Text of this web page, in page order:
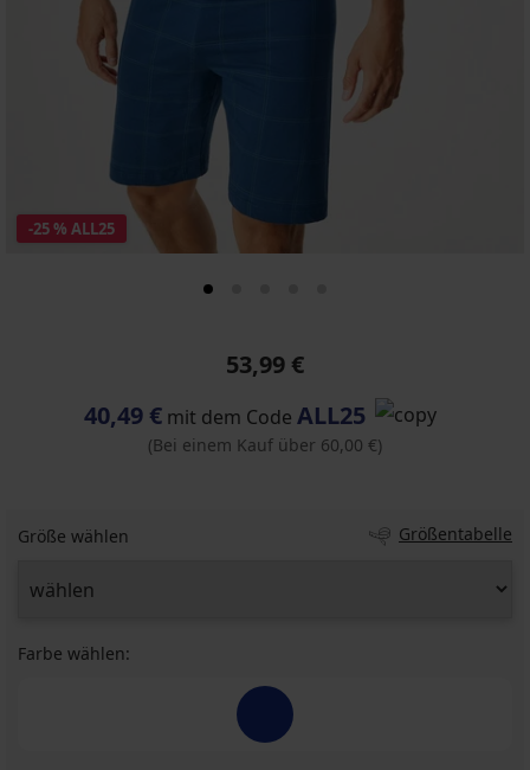
-25 % ALL25
53,99 €
40,49 € mit dem Code ALL25
(Bei einem Kauf über 60,00 €)
Größe wählen Größentabelle
Farbe wählen: